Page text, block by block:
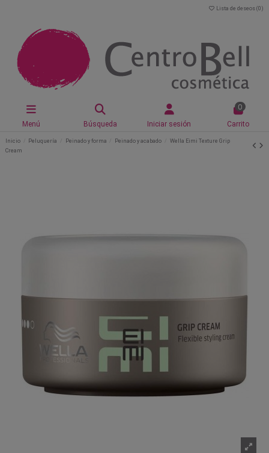
Lista de deseos (0 )
Menú Búsqueda Iniciar sesión
0
Carrito
Inicio Peluquería Peinado y forma Peinado y acabado
Wella Eimi Texture Grip
Cream